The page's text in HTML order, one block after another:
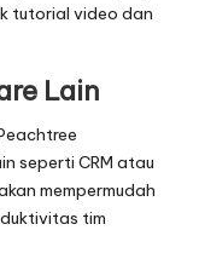
tutorial video dan
Lain
seperti CRM atau
mempermudah
tim